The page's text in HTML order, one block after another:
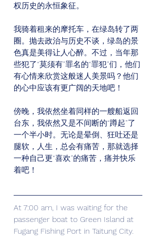
权历史的永恒象征。
我骑着租来的摩托车，在绿岛转了两
圈。抛去政治与历史不谈，绿岛的景
色真是美得让人心醉。不过，当年那
些犯了“莫须有”罪名的“罪犯”们，他们
有心情来欣赏这般迷人美景吗？他们
的心中应该有更广阔的天地吧！
傍晚，我依然坐着同样的一艘船返回
台东，我依然又是不间断的“蹲起”了
一个半小时。无论是晕倒、狂吐还是
腿软，人生，总会有痛苦，那就选择
一种自己更“喜欢”的痛苦，痛并快乐
着吧！
At 7:00 am, I was waiting for the
passenger boat to Green Island at
Fugang Fishing Port in Taitung City.